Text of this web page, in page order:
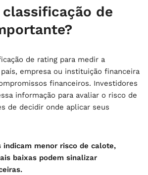
classificação de
de rating para medir a
empresa ou instituição financeira
financeiros. Investidores
informação para avaliar o risco de
de decidir onde aplicar seus
indicam menor risco de calote,
baixas podem sinalizar